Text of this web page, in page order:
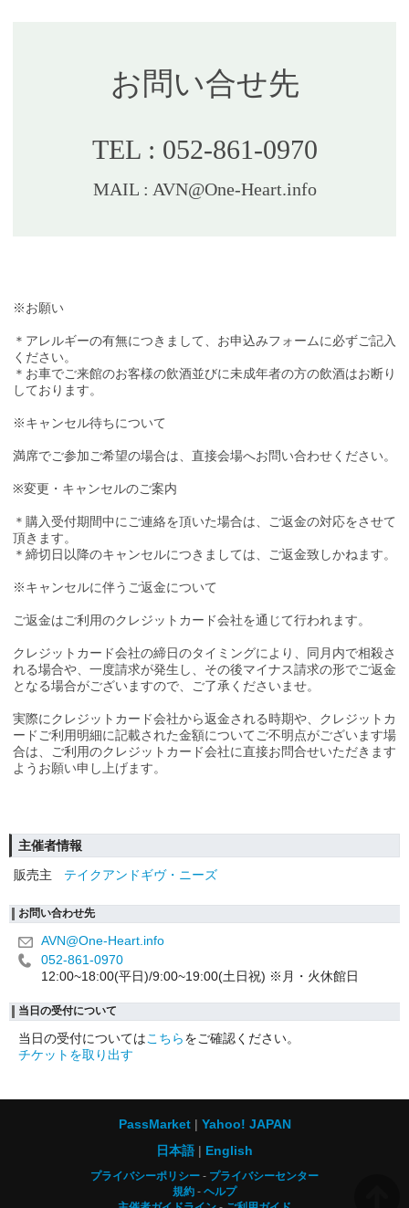
お問い合せ先
TEL : 052-861-0970
MAIL : AVN@One-Heart.info
※お願い
＊アレルギーの有無につきまして、お申込みフォームに必ずご記入
ください。
＊お車でご来館のお客様の飲酒並びに未成年者の方の飲酒はお断り
しております。
※キャンセル待ちについて
満席でご参加ご希望の場合は、直接会場へお問い合わせください。
※変更・キャンセルのご案内
＊購入受付期間中にご連絡を頂いた場合は、ご返金の対応をさせて
頂きます。
＊締切日以降のキャンセルにつきましては、ご返金致しかねます。
※キャンセルに伴うご返金について
ご返金はご利用のクレジットカード会社を通じて行われます。
クレジットカード会社の締日のタイミングにより、同月内で相殺さ
れる場合や、一度請求が発生し、その後マイナス請求の形でご返金
となる場合がございますので、ご了承くださいませ。
実際にクレジットカード会社から返金される時期や、クレジットカ
ードご利用明細に記載された金額についてご不明点がございます場
合は、ご利用のクレジットカード会社に直接お問合せいただきます
ようお願い申し上げます。
主催者情報
販売主
テイクアンドギヴ・ニーズ
お問い合わせ先
AVN@One-Heart.info
052-861-0970
12:00~18:00(平日)/9:00~19:00(土日祝) ※月・火休館日
当日の受付について
当日の受付についてはこちらをご確認ください。
チケットを取り出す
PassMarket
Yahoo! JAPAN
日本語
English
プライバシーポリシー
プライバシーセンター
規約
ヘルプ